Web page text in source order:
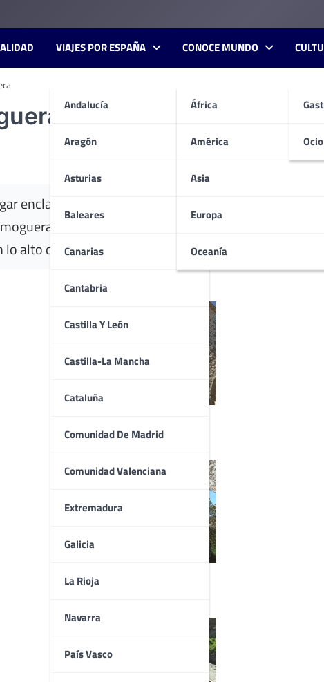
VIAJES POR ESPAÑA
Andalucía
Aragón
Asturias
Baleares
Canarias
Cantabria
Castilla Y León
Castilla-La Mancha
Cataluña
Comunidad De Madrid
Comunidad Valenciana
Extremadura
Galicia
La Rioja
Navarra
País Vasco
CONOCE MUNDO
África
América
Asia
Europa
Oceanía
Ocio
enclavado en Almoguera (Guadalajara) fue
y otros enclaves de la Orden de Calatrava.
alto del roquedal donde se asentaba la antigua